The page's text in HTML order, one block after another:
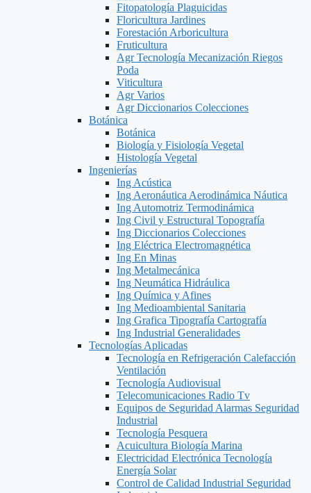
Fitopatología Plaguicidas
Floricultura Jardines
Forestación Arboricultura
Fruticultura
Agr Tecnología Mecanización Riegos
Poda
Viticultura
Agr Varios
Agr Diccionarios Colecciones
Botánica
Botánica
Biología y Fisiología Vegetal
Histología Vegetal
Ingenierías
Ing Acústica
Ing Aeronáutica Aerodinámica Náutica
Ing Automotriz Termodinámica
Ing Civil y Estructural Topografía
Ing Diccionarios Colecciones
Ing Eléctrica Electromagnética
Ing En Minas
Ing Metalmecánica
Ing Neumática Hidráulica
Ing Química y Afines
Ing Medioambiental Sanitaria
Ing Grafica Tipografía Cartografía
Ing Industrial Generalidades
Tecnologías Aplicadas
Tecnología en Refrigeración Calefacción
Ventilación
Tecnología Audiovisual
Telecomunicaciones Radio Tv
Equipos de Seguridad Alarmas Seguridad
Industrial
Tecnología Pesquera
Acuicultura Biología Marina
Electricidad Electrónica Tecnología
Energía Solar
Control de Calidad Industrial Seguridad